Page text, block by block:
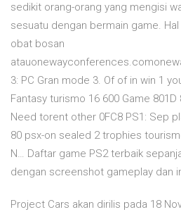
sedikit orang-orang yang mengisi
sesuatu dengan bermain game.
obat bosan
3: PC Gran mode 3. Of of in win 1
Fantasy turismo 16 600 Game
Need torent other 0FC8 PS1: Sep
80 psx-on sealed 2 trophies
N… Daftar game PS2 terbaik
dengan screenshot gameplay dan
Project Cars akan dirilis pada 18